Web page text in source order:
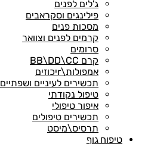
ג'לים לפנים
פילינגים וסקראבים
מסכות פנים
קרמים לפנים וצוואר
סרומים
קרם BB\DD\CC
אמפולות\rיכוזים
תכשירים לעיניים ושפתיים
טיפול נקודתי
איפור טיפולי
תכשירים טיפולים
תרסיס\מיסט
טיפוח גוף